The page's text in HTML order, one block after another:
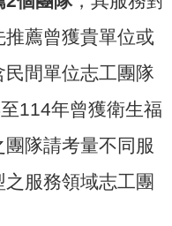
薦曾獲貴單位或
間單位志工團隊
114年曾獲衛生福
隊請考量不同服
服務領域志工團